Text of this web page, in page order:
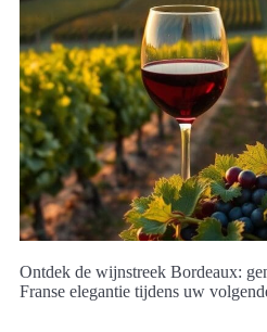
Ontdek de wijnstreek Bordeaux:
Franse elegantie tijdens uw